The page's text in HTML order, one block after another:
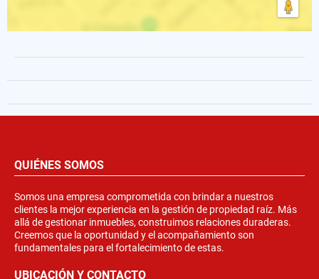
QUIÉNES SOMOS
Somos una empresa comprometida con brindar a nuestros
clientes la mejor experiencia en la gestión de propiedad raíz. Más
allá de gestionar inmuebles, construimos relaciones duraderas.
Creemos que la oportunidad y el acompañamiento son
fundamentales para el fortalecimiento de estas.
UBICACIÓN Y CONTACTO